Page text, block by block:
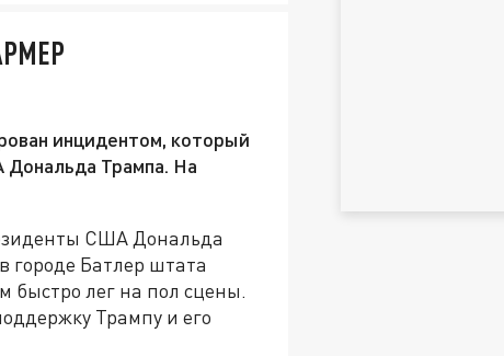
инцидентом, который
Трампа. На
США Дональда
городе Батлер штата
быстро лег на пол сцены.
Трампу и его